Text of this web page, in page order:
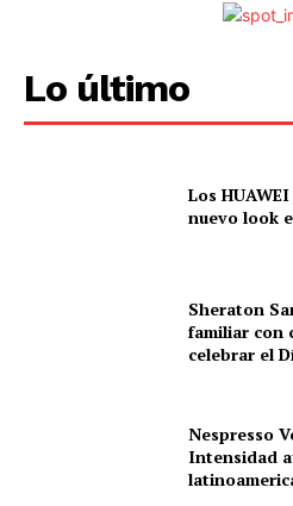
Lo último
Los
nuevo look
Sheraton
familiar con
celebrar el
Nespresso
Intensidad